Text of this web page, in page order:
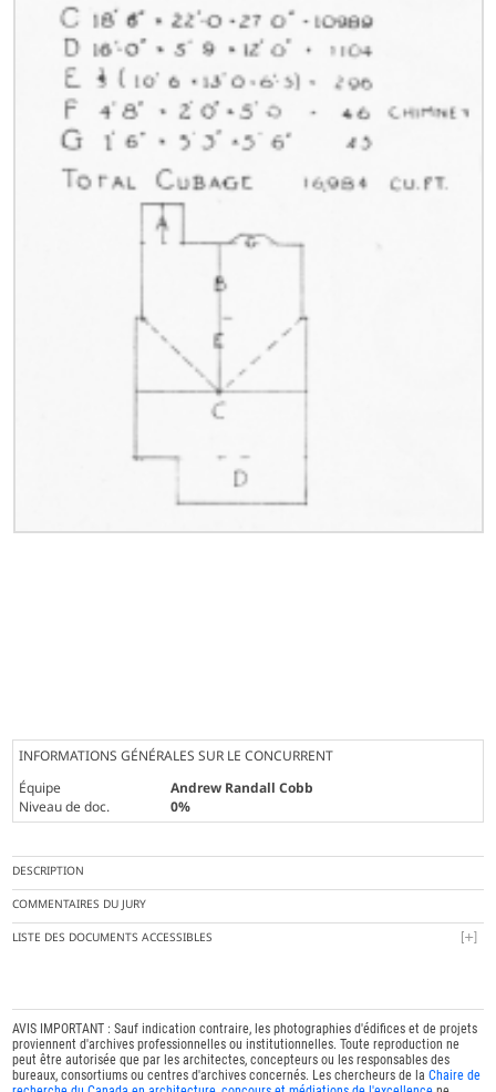
INFORMATIONS GÉNÉRALES SUR LE CONCURRENT
Équipe
Andrew Randall Cobb
Niveau de doc.
0%
DESCRIPTION
COMMENTAIRES DU JURY
LISTE DES DOCUMENTS ACCESSIBLES
AVIS IMPORTANT : Sauf indication contraire, les photographies d'édifices et de projets
proviennent d'archives professionnelles ou institutionnelles. Toute reproduction ne
peut être autorisée que par les architectes, concepteurs ou les responsables des
bureaux, consortiums ou centres d'archives concernés. Les chercheurs de laChaire de